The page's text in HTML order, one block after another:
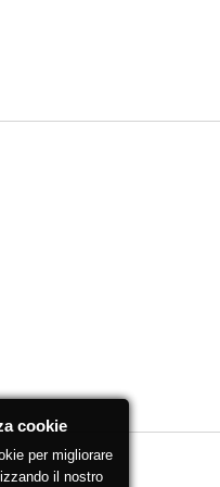
cookie
per migliorare
il nostro